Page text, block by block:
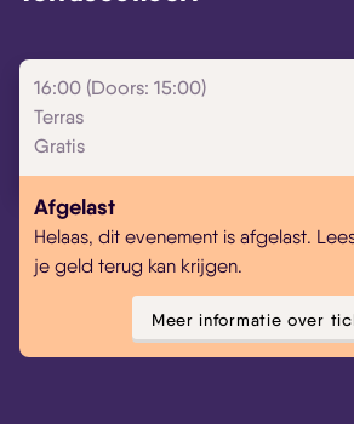
16:00 (Doors: 15:00)
Terras
Gratis
Afgelast
Helaas, dit evenement is afgelast.
je geld terug kan krijgen.
Meer informatie over